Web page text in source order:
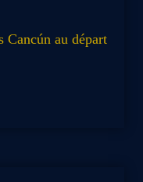
Cancún au départ